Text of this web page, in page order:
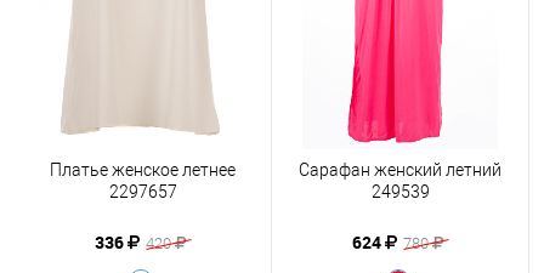
Платье женское летнее
2297657
336 420
Сарафан женский летний
249539
624 780